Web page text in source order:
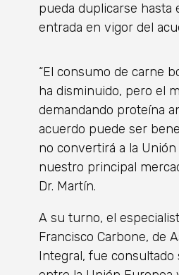
pueda duplicarse hasta
entrada en vigor del
“El consumo de carne
ha disminuido, pero el
demandando proteína
acuerdo puede ser
no convertirá a la
nuestro principal
Dr. Martín.
A su turno, el
Francisco Carbone, de
Integral, fue consultado